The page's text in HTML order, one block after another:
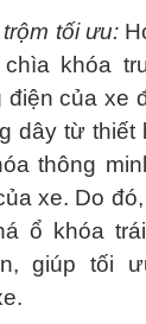
tối ưu:
khóa
điện của xe
dây từ thiết
thông
xe. Do
ổ khóa
giúp tối